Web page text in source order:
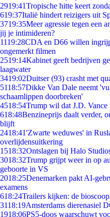
2919:41Tropische hitte keert
619:37Italië hindert reizigers uit
3719:35Meer agressie tegen een
jij je intimideren?
1119:28CDA en D66 willen
ongemerkt filmen
2519:14Kabinet geeft bedrijven
laagwater
3419:02Duitser (93) crasht met
5118:57Dikke Van Dale neemt
schaamlippen doorbreken'
4518:54Trump wil dat J.D.
618:48Benzineprijs daalt verder,
blijft
2418:41'Zwarte weduwes' in
overlijdensuitkering
1518:32Ontslagen bij Halo
3018:32Trump grijpt weer in op
geboorte in VS
2018:25Denemarken pakt AI-
examens
618:24Trailers kijken: de
3118:19Amsterdams dierenasiel
1918:06PS5-doos waarschuwt